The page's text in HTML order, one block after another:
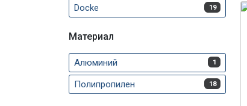
Docke 19
Материал
Алюминий 1
Полипропилен 18